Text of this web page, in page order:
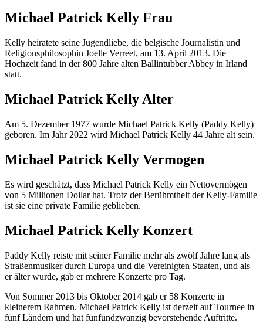
Michael Patrick Kelly Frau
Kelly heiratete seine Jugendliebe, die belgische Journalistin und
Religionsphilosophin Joelle Verreet, am 13. April 2013. Die
Hochzeit fand in der 800 Jahre alten Ballintubber Abbey in Irland
statt.
Michael Patrick Kelly Alter
Am 5. Dezember 1977 wurde Michael Patrick Kelly (Paddy Kelly)
geboren. Im Jahr 2022 wird Michael Patrick Kelly 44 Jahre alt sein.
Michael Patrick Kelly Vermogen
Es wird geschätzt, dass Michael Patrick Kelly ein Nettovermögen
von 5 Millionen Dollar hat. Trotz der Berühmtheit der Kelly-Familie
ist sie eine private Familie geblieben.
Michael Patrick Kelly Konzert
Paddy Kelly reiste mit seiner Familie mehr als zwölf Jahre lang als
Straßenmusiker durch Europa und die Vereinigten Staaten, und als
er älter wurde, gab er mehrere Konzerte pro Tag.
Von Sommer 2013 bis Oktober 2014 gab er 58 Konzerte in
kleinerem Rahmen. Michael Patrick Kelly ist derzeit auf Tournee in
fünf Ländern und hat fünfundzwanzig bevorstehende Auftritte.